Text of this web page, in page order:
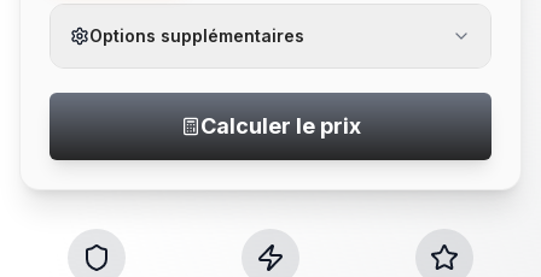
Options supplémentaires
Calculer le prix